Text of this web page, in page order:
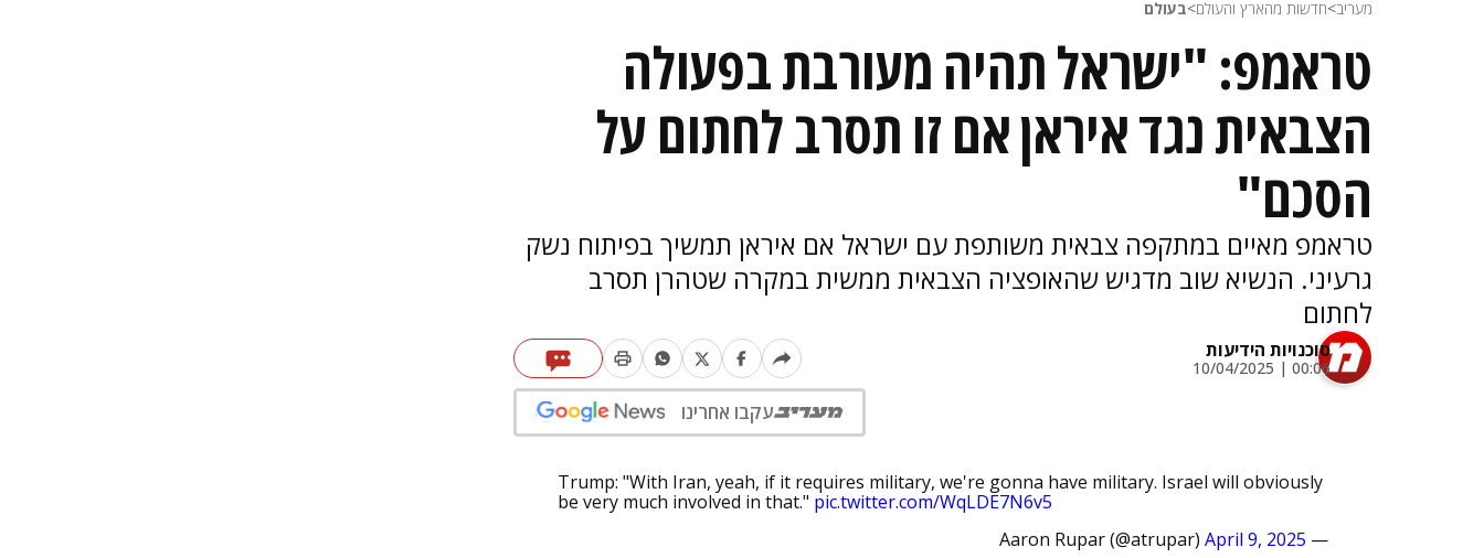
מעריב>חדשות מהארץ והעולם>בעולם
טראמפ: "ישראל תהיה מעורבת בפעולה
הצבאית נגד איראן אם זו תסרב לחתום על
הסכם"
טראמפ מאיים במתקפה צבאית משותפת עם ישראל אם איראן תמשיך בפיתוח נשק
גרעיני. הנשיא שוב מדגיש שהאופציה הצבאית ממשית במקרה שטהרן תסרב
לחתום
סוכנויות הידיעות
00:06 | 10/04/2025
עקבו אחרינו
Trump: "With Iran, yeah, if it requires military, we're gonna have military. Israel will obviously
be very much involved in that." pic.twitter.com/WqLDE7N6v5
— Aaron Rupar (@atrupar)
April 9, 2025